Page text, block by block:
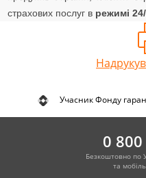
страхових послуг в режимі
Учасник Фонду
0
Безкоштовно по
та